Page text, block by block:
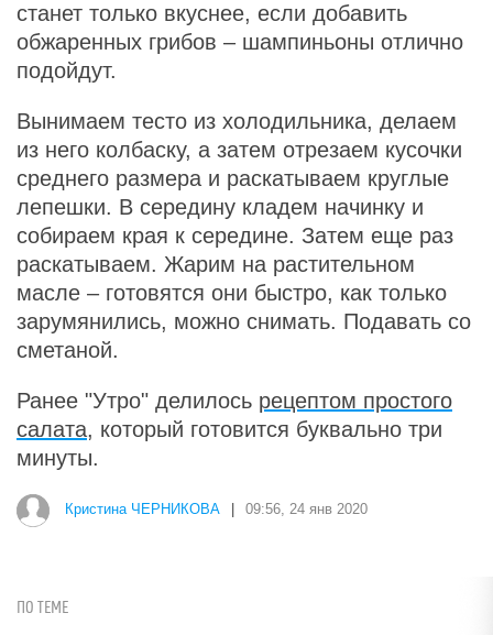
станет только вкуснее, если добавить
обжаренных грибов – шампиньоны отлично
подойдут.
Вынимаем тесто из холодильника, делаем
из него колбаску, а затем отрезаем кусочки
среднего размера и раскатываем круглые
лепешки. В середину кладем начинку и
собираем края к середине. Затем еще раз
раскатываем. Жарим на растительном
масле – готовятся они быстро, как только
зарумянились, можно снимать. Подавать со
сметаной.
Ранее "Утро" делилось рецептом простого
салата, который готовится буквально три
минуты.
Кристина ЧЕРНИКОВА 09:56, 24 янв 2020
ПО ТЕМЕ